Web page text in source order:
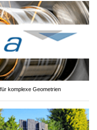
komplexe Geometrien